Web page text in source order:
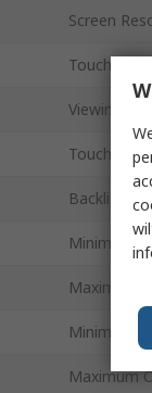
Screen
Touch
Viewing
Touch
Backlight
Minimum
Maximum
Minimum
Maximum